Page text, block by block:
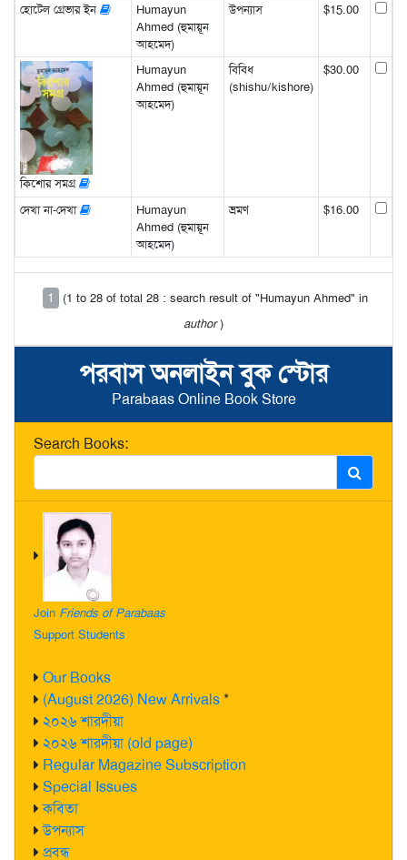
পরবাস অনলাইন বুক স্টোর
Parabaas Online Book Store
Search Books:
Join Friends of Parabaas
Support Students
Our Books
(August 2026) New Arrivals*
২০২৬ শারদীয়া
২০২৬ শারদীয়া (old page)
Regular Magazine Subscription
Special Issues
কবিতা
উপন্যাস
প্রবন্ধ
হোটেল গ্রেভার ইন
Humayun
Ahmed (হুমায়ূন
আহমেদ)
উপন্যাস $15.00
কিশোর সমগ্র
Humayun
Ahmed (হুমায়ূন
আহমেদ)
বিবিধ
(shishu/kishore)
$30.00
দেখা না-দেখা
Humayun
Ahmed (হুমায়ূন
আহমেদ)
ভ্রমণ $16.00
1
(1 to 28 of total 28 : search result of "Humayun Ahmed" in
author)